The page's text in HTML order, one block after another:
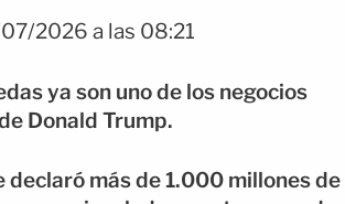
2026 a las 08:21
ya son uno de los negocios
Donald Trump.
declaró más de 1.000 millones de